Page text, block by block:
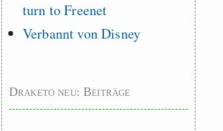
turn to Freenet
Verbannt von Disney
Draketo neu: Beiträge